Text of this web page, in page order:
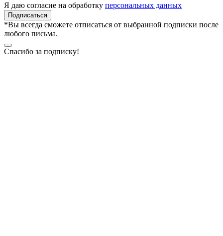
Я даю согласие на обработку персональных данных
Подписаться
*Вы всегда сможете отписаться от выбранной подписки после
любого письма.
Спасибо за подписку!